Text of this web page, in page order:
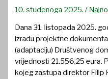
10. studenoga 2025./
Dana 31. listopada 2025.
izradu projektne
(adaptaciju) Društvenog
vrijednosti 21.556,25 eura.
kojeg zastupa direktor Filip